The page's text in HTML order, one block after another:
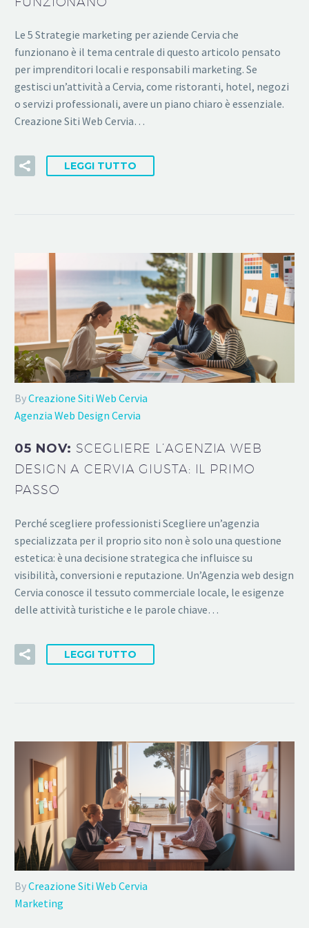
Le 5 Strategie marketing per aziende Cervia che
funzionano è il tema centrale di questo articolo pensato
per imprenditori locali e responsabili marketing. Se
gestisci un’attività a Cervia, come ristoranti, hotel, negozi
o servizi professionali, avere un piano chiaro è essenziale.
Creazione Siti Web Cervia…
LEGGI TUTTO
ByCreazione Siti Web Cervia
Agenzia Web Design Cervia
05 NOV: SCEGLIERE L’AGENZIA WEB
DESIGN A CERVIA GIUSTA: IL PRIMO
PASSO
Perché scegliere professionisti Scegliere un’agenzia
specializzata per il proprio sito non è solo una questione
estetica: è una decisione strategica che influisce su
visibilità, conversioni e reputazione. Un’Agenzia web design
Cervia conosce il tessuto commerciale locale, le esigenze
delle attività turistiche e le parole chiave…
LEGGI TUTTO
ByCreazione Siti Web Cervia
Marketing